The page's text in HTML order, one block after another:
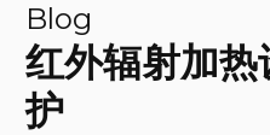
Blog
红外辐射加
护